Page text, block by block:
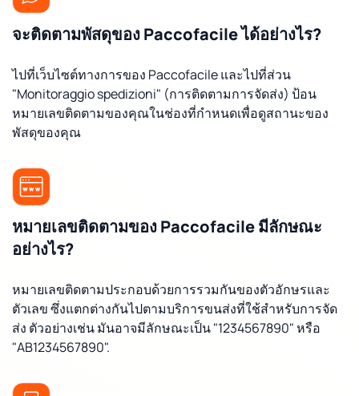
จะติดตามพัสดุของ Paccofacile ได้อย่างไร?
ไปที่เว็บไซต์ทางการของ Paccofacile และไปที่ส่วน
"Monitoraggio spedizioni" (การติดตามการจัดส่ง) ป้อน
หมายเลขติดตามของคุณในช่องที่กำหนดเพื่อดูสถานะของ
พัสดุของคุณ
หมายเลขติดตามของ Paccofacile มีลักษณะ
อย่างไร?
หมายเลขติดตามประกอบด้วยการรวมกันของตัวอักษรและ
ตัวเลข ซึ่งแตกต่างกันไปตามบริการขนส่งที่ใช้สำหรับการจัด
ส่ง ตัวอย่างเช่น มันอาจมีลักษณะเป็น "1234567890" หรือ
"AB1234567890".